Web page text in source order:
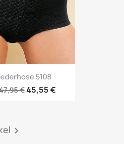
5108
€45,55 €
